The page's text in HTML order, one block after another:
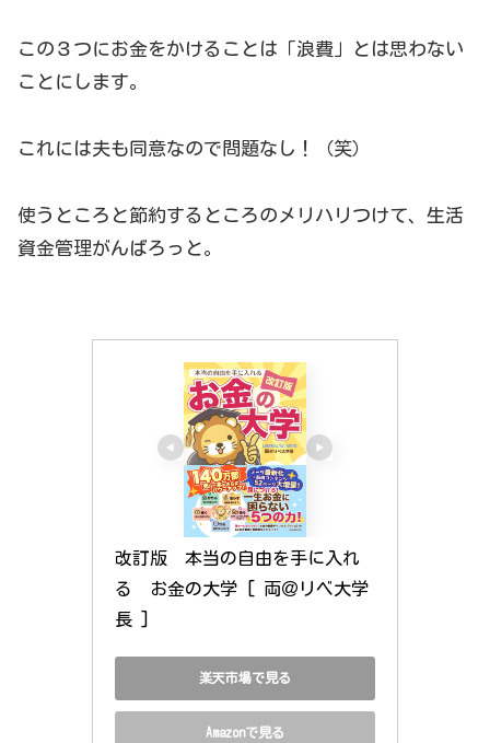
この３つにお金をかけることは「浪費」とは思わない
ことにします。
これには夫も同意なので問題なし！（笑）
使うところと節約するところのメリハリつけて、生活
資金管理がんばろっと。
改訂版　本当の自由を手に入れ
る　お金の大学 [ 両＠リベ大学
長 ]
楽天市場で見る
Amazonで見る